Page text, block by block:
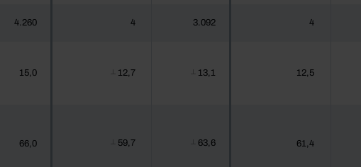
4.260 4 3.092 4
15,0 12,7 13,1 12,5
66,0 59,7 63,6 61,4